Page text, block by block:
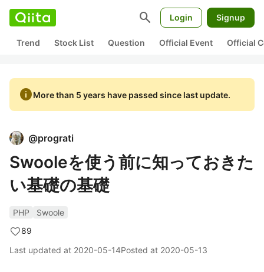
search Login Signup
Trend Stock List Question Official Event Official
infoMore than 5 years have passed since last update.
@prograti
Swooleを使う前に知っておきた
い基礎の基礎
PHP
Swoole
89
Last updated at 2020-05-14Posted at 2020-05-13